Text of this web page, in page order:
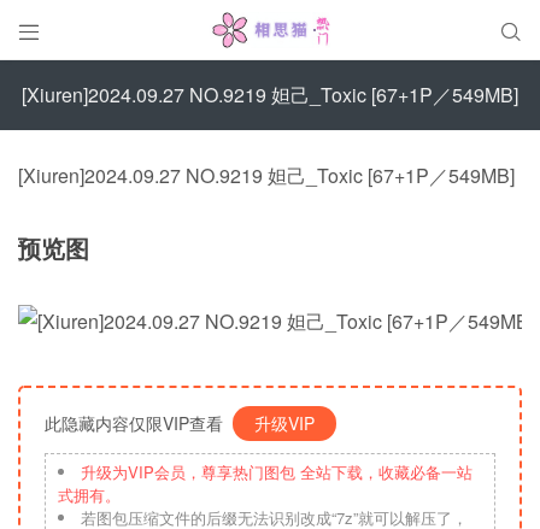
 
[Xiuren]2024.09.27 NO.9219 妲己_Toxic [67+1P／549MB]
[Xiuren]2024.09.27 NO.9219 妲己_Toxic [67+1P／549MB]
预览图
此隐藏内容仅限VIP查看 升级VIP
升级为VIP会员，尊享热门图包 全站下载，收藏必备一站
式拥有。
若图包压缩文件的后缀无法识别改成“7z”就可以解压了，